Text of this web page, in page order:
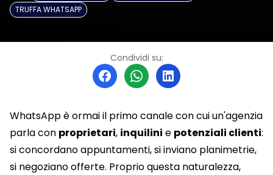
TRUFFA WHATSAPP
Condividi su:
WhatsApp è ormai il primo canale con cui un'agenzia
parla con proprietari, inquilini e potenziali clienti:
si concordano appuntamenti, si inviano planimetrie,
si negoziano offerte. Proprio questa naturalezza,